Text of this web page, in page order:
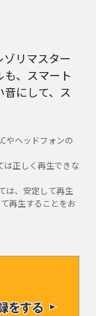
リマスター
も、スマート
音にして、ス
やヘッドフォンの
は正しく再生できな
は、安定して再生
再生することをお